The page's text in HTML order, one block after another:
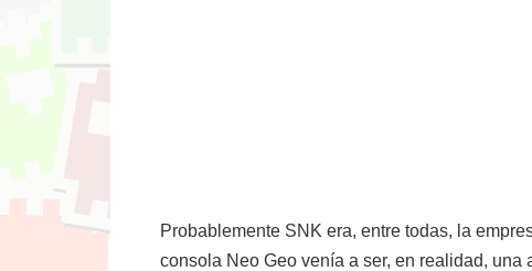
Probablemente SNK era, entre todas, la
consola Neo Geo venía a ser, en realidad,